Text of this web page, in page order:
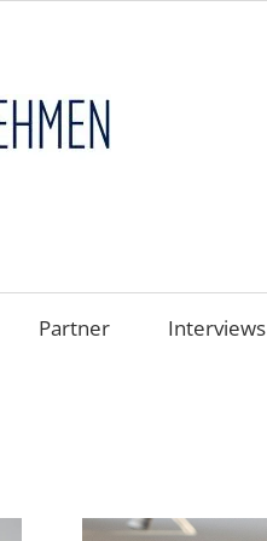
Partner Interviews